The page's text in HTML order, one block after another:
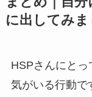
に出してみま
HSPさんにと
気がいる行動で